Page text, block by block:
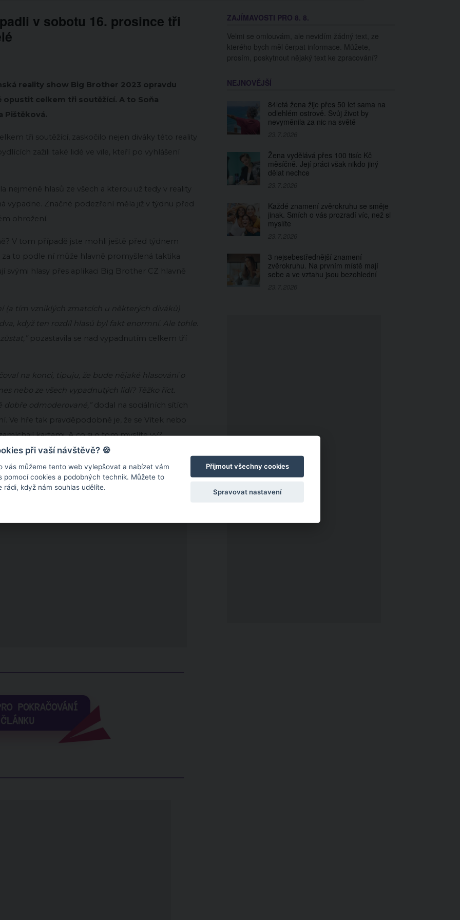
v sobotu 16. prosince tři
reality show Big Brother 2023 opravdu
opustit celkem tři soutěžící. A to Soňa
Pištěková.
tři soutěžící, zaskočilo nejen diváky této reality
zažili také lidé ve vile, kteří po vyhlášení
nejméně hlasů ze všech a kterou už tedy v reality
vypadne. Značné podezření měla již v týdnu před
ohrožení.
V tom případě jste mohli ještě před týdnem
za to podle ní může hlavně promyšlená taktika
svými hlasy přes aplikaci Big Brother CZ hlavně
(a tím vzniklých zmatcích u některých diváků)
když ten rozdíl hlasů byl fakt enormní. Ale tohle.
pozastavila se nad vypadnutím celkem tří
na konci, tipuju, že bude nějaké hlasování o
nebo ze všech vypadnutých lidí? Těžko říct.
odmoderované,” dodal na sociálních sítích
Ve hře tak pravděpodobně je, že se Vítek nebo
kartami. A co si o tom myslíte vy?
Betarena.cz
ZAJÍMAVOSTI PRO 8. 8.
Velmi se omlouvám, ale nevidím žádný text, ze
kterého bych měl čerpat informace. Můžete,
prosím, poskytnout nějaký text ke zpracování?
NEJNOVĚJŠÍ
84letá žena žije přes 50 let sama na
odlehlém ostrově. Svůj život by
nevyměnila za nic na světě
Žena vydělává přes 100 tisíc Kč
měsíčně. Její práci však nikdo jiný
dělat nechce
Každé znamení zvěrokruhu se směje
jinak. Smích o vás prozradí víc, než si
myslíte
3 nejsebestřednější znamení
zvěrokruhu. Na prvním místě mají
sebe a ve vztahu jsou bezohlední
při vaší návštěvě? 🍪
vás můžeme tento web vylepšovat a nabízet vám
pomocí cookies a podobných technik. Můžete to
rádi, když nám souhlas udělíte.
Přijmout všechny cookies
Spravovat nastavení